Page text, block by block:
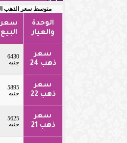
متوسط سعر الذهب
الوحدة
والعيار
سعر
البيع
سعر
ذهب 24
6430
جنيه
سعر
ذهب 22
5895
جنيه
سعر
ذهب 21
5625
جنيه